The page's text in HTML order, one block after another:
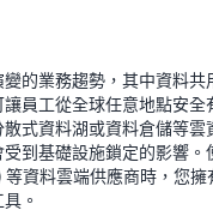
的業務趨勢，其中資料共
員工從全球任意地點安全
式資料湖或資料倉儲等雲
到基礎設施鎖定的影響。
等資料雲端供應商時，您
。